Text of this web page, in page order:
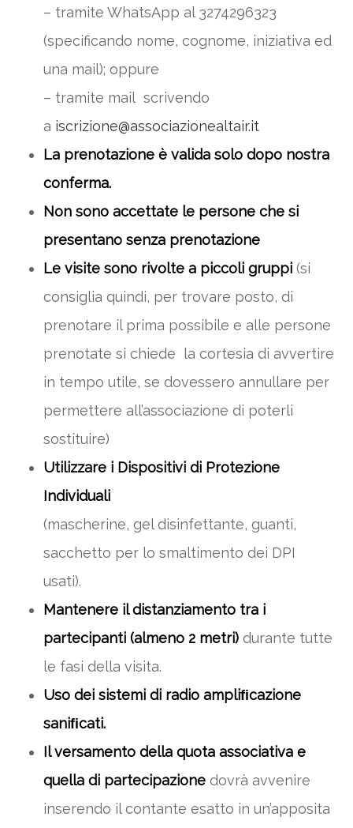
– tramite WhatsApp al 3274296323
(specificando nome, cognome, iniziativa ed
una mail); oppure
– tramite mail scrivendo
a iscrizione@associazionealtair.it
La prenotazione è valida solo dopo nostra
conferma.
Non sono accettate le persone che si
presentano senza prenotazione
Le visite sono rivolte a piccoli gruppi (si
consiglia quindi, per trovare posto, di
prenotare il prima possibile e alle persone
prenotate si chiede la cortesia di avvertire
in tempo utile, se dovessero annullare per
permettere all’associazione di poterli
sostituire)
Utilizzare i Dispositivi di Protezione
Individuali
(mascherine, gel disinfettante, guanti,
sacchetto per lo smaltimento dei DPI
usati).
Mantenere il distanziamento tra i
partecipanti (almeno 2 metri) durante tutte
le fasi della visita.
Uso dei sistemi di radio ampliﬁcazione
saniﬁcati.
Il versamento della quota associativa e
quella di partecipazione dovrà avvenire
inserendo il contante esatto in un’apposita